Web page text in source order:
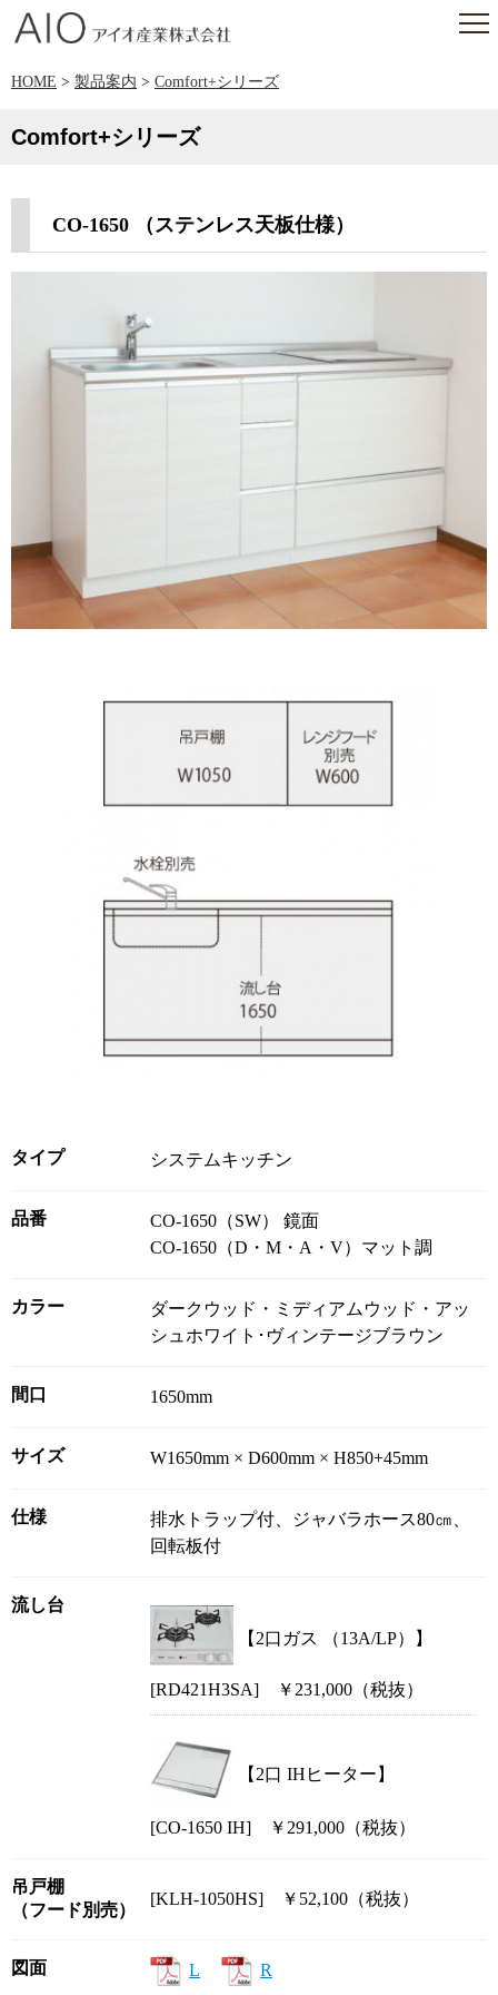
HOME > 製品案内 > Comfort+シリーズ
Comfort+シリーズ
CO-1650 （ステンレス天板仕様）
タイプ システムキッチン
品番
CO-1650（SW） 鏡面
CO-1650（D・M・A・V）マット調
カラー
ダークウッド・ミディアムウッド・アッ
シュホワイト･ヴィンテージブラウン
間口 1650mm
サイズ W1650mm × D600mm × H850+45mm
仕様
排水トラップ付、ジャバラホース80㎝、
回転板付
流し台
【2口ガス （13A/LP）】
[RD421H3SA] ￥231,000（税抜）
【2口 IHヒーター】
[CO-1650 IH] ￥291,000（税抜）
吊戸棚
（フード別売）
[KLH-1050HS] ￥52,100（税抜）
図面 L R